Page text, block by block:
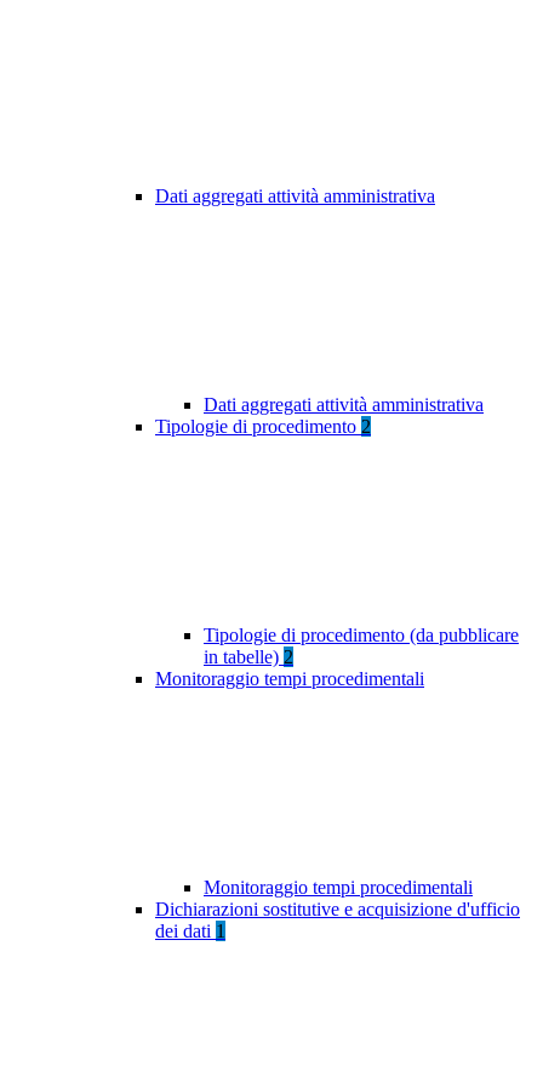
Dati aggregati attività amministrativa
Dati aggregati attività amministrativa
Tipologie di procedimento 2
Tipologie di procedimento (da pubblicare
in tabelle) 2
Monitoraggio tempi procedimentali
Monitoraggio tempi procedimentali
Dichiarazioni sostitutive e acquisizione d'ufficio
dei dati 1